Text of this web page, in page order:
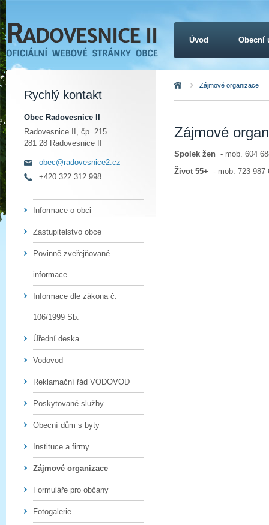
Zájmové
Spolek žen - mob. 604
Život 55+ - mob. 723 987
Úvod Zájmové organizace
Rychlý kontakt
Obec Radovesnice II
Radovesnice II, čp. 215
281 28 Radovesnice II
obec@radovesnice2.cz
+420 322 312 998
Informace o obci
Zastupitelstvo obce
Povinně zveřejňované
informace
Informace dle zákona č.
106/1999 Sb.
Úřední deska
Vodovod
Reklamační řád VODOVOD
Poskytované služby
Obecní dům s byty
Instituce a firmy
Zájmové organizace
Formuláře pro občany
Fotogalerie
Úvod Obecní